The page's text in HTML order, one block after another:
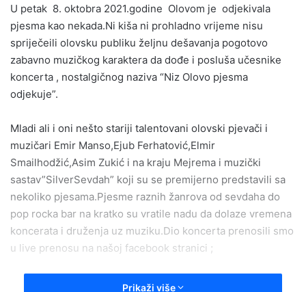
U petak 8. oktobra 2021.godine Olovom je odjekivala
pjesma kao nekada.Ni kiša ni prohladno vrijeme nisu
spriječeili olovsku publiku željnu dešavanja pogotovo
zabavno muzičkog karaktera da dođe i posluša učesnike
koncerta , nostalgičnog naziva “Niz Olovo pjesma
odjekuje”.
Mladi ali i oni nešto stariji talentovani olovski pjevači i
muzičari Emir Manso,Ejub Ferhatović,Elmir
Smailhodžić,Asim Zukić i na kraju Mejrema i muzički
sastav”SilverSevdah” koji su se premijerno predstavili sa
nekoliko pjesama.Pjesme raznih žanrova od sevdaha do
pop rocka bar na kratko su vratile nadu da dolaze vremena
koncerata i druženja uz muziku.Dio koncerta prenosili smo
u live prenosu na našoj facebook stranici ;
https://www.facebook.com/radiolovo/videos/43944190606
Prikaži više